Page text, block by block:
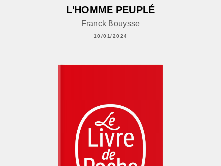
L'HOMME PEUPLÉ
Franck Bouysse
10/01/2024